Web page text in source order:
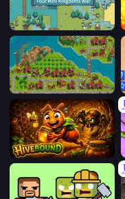
Four Mini Kingdoms War
City Idle
Hivebound